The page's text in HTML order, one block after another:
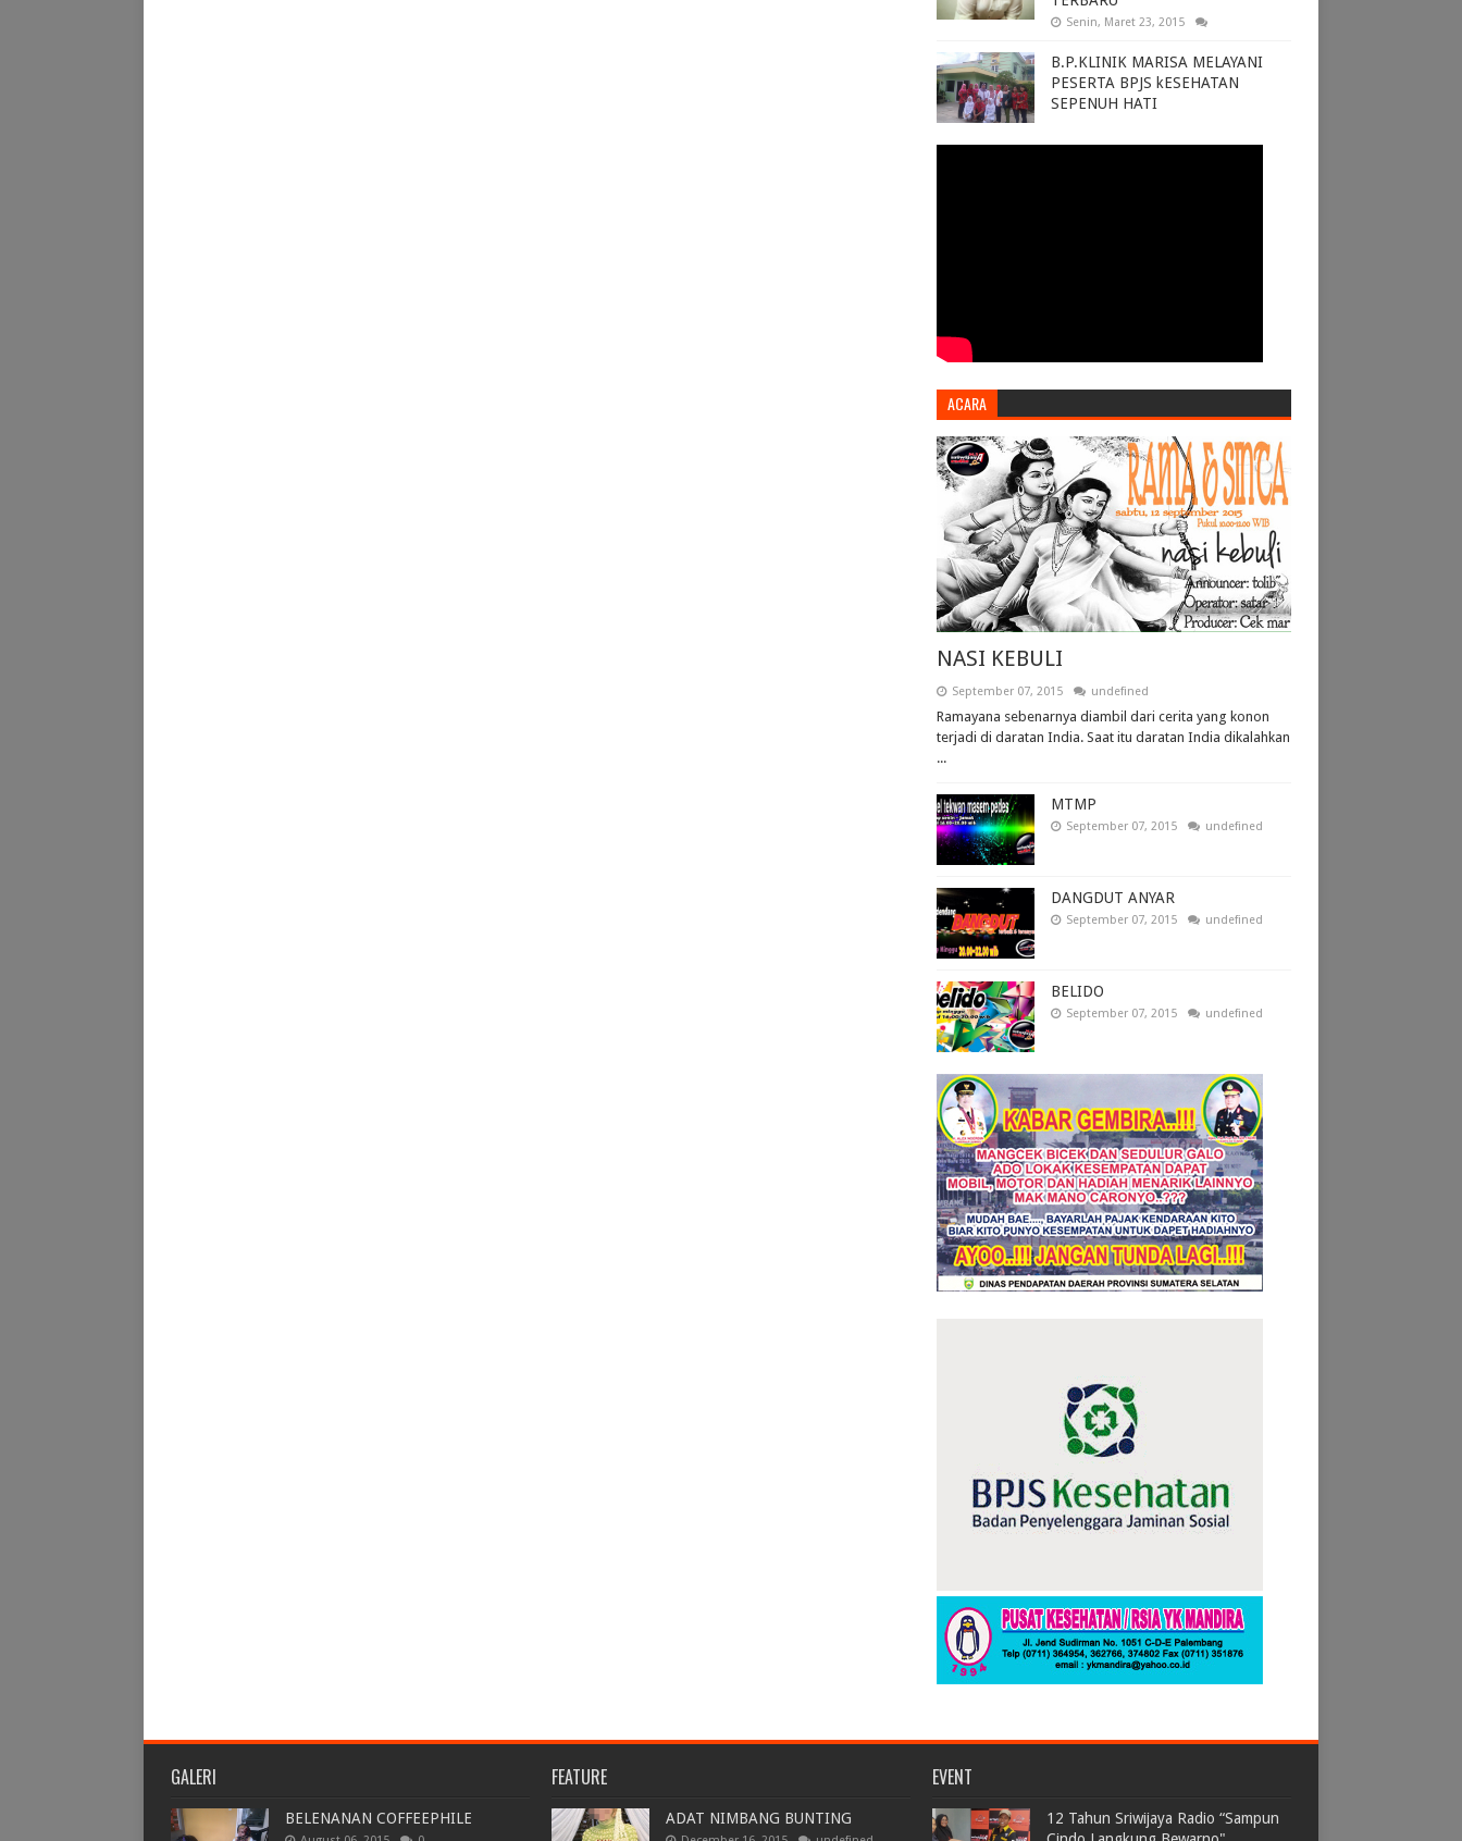
Senin, Maret 23, 2015
B.P.KLINIK MARISA MELAYANI
PESERTA BPJS kESEHATAN
SEPENUH HATI
ACARA
NASI KEBULI
September 07, 2015 undefined
Ramayana sebenarnya diambil dari cerita yang konon
terjadi di daratan India. Saat itu daratan India dikalahkan
...
MTMP
September 07, 2015 undefined
DANGDUT ANYAR
September 07, 2015 undefined
BELIDO
September 07, 2015 undefined
GALERI
BELENANAN COFFEEPHILE
FEATURE
ADAT NIMBANG BUNTING
EVENT
12 Tahun Sriwijaya Radio “Sampun